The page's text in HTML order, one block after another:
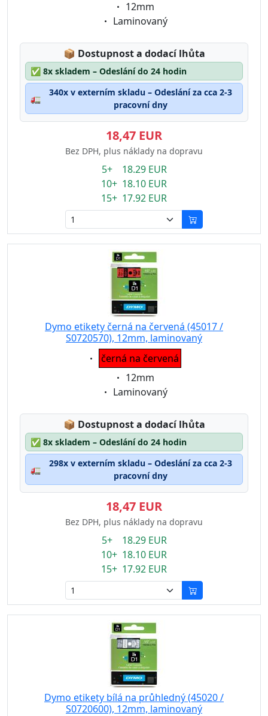
Eigenschaft:
12mm
Eigenschaft:
Laminovaný
📦 Lagerstatus:
Dostupnost a dodací lhůta
✅ 8x skladem – Odeslání do 24 hodin
🚛
340x v externím skladu – Odeslání za cca 2-3
pracovní dny
18,47 EUR
Bez DPH, plus náklady na dopravu
5+ 18.29 EUR
10+ 18.10 EUR
15+ 17.92 EUR
Dymo etikety černá na červená (45017 /
S0720570), 12mm, laminovaný
Eigenschaft:
černá na červená
Eigenschaft:
12mm
Eigenschaft:
Laminovaný
📦 Lagerstatus:
Dostupnost a dodací lhůta
✅ 8x skladem – Odeslání do 24 hodin
🚛
298x v externím skladu – Odeslání za cca 2-3
pracovní dny
18,47 EUR
Bez DPH, plus náklady na dopravu
5+ 18.29 EUR
10+ 18.10 EUR
15+ 17.92 EUR
Dymo etikety bílá na průhledný (45020 /
S0720600), 12mm, laminovaný